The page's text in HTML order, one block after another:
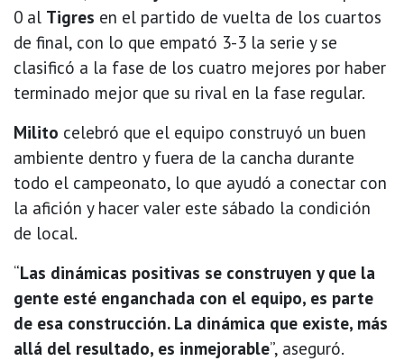
0 al Tigres en el partido de vuelta de los cuartos
de final, con lo que empató 3-3 la serie y se
clasificó a la fase de los cuatro mejores por haber
terminado mejor que su rival en la fase regular.
Milito celebró que el equipo construyó un buen
ambiente dentro y fuera de la cancha durante
todo el campeonato, lo que ayudó a conectar con
la afición y hacer valer este sábado la condición
de local.
“Las dinámicas positivas se construyen y que la
gente esté enganchada con el equipo, es parte
de esa construcción. La dinámica que existe, más
allá del resultado, es inmejorable”, aseguró.